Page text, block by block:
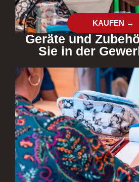
KAUFEN →
Geräte und
Sie in der